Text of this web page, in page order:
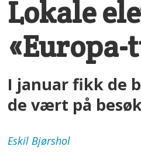
Lokale
I januar fikk de
de vært på
Eskil Bjørshol